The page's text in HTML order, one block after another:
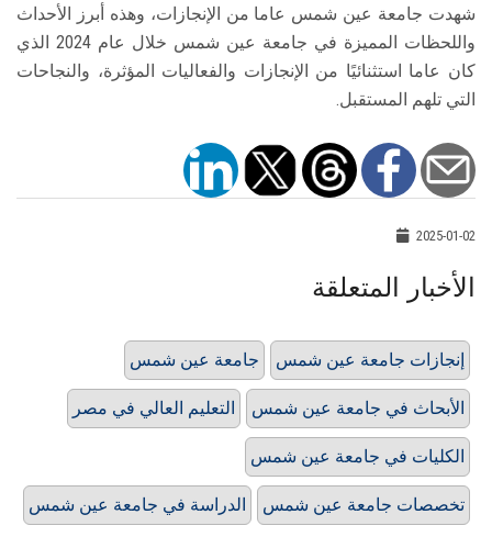
شهدت جامعة عين شمس عاما من الإنجازات، وهذه أبرز الأحداث
واللحظات المميزة في جامعة عين شمس خلال عام 2024 الذي
كان عاما استثنائيًا من الإنجازات والفعاليات المؤثرة، والنجاحات
التي تلهم المستقبل.
2025-01-02
الأخبار المتعلقة
جامعة عين شمس إنجازات جامعة عين شمس
التعليم العالي في مصر الأبحاث في جامعة عين شمس
الكليات في جامعة عين شمس
الدراسة في جامعة عين شمس تخصصات جامعة عين شمس